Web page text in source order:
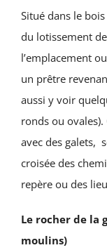
Santé & social
RECHERCHER:
Situé dans le
du lotissement
l’emplacement
un prêtre
aussi y voir
ronds ou
avec des galets,
croisée des
repère ou des
Le rocher de la
moulins)